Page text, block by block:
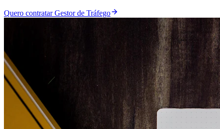
Quero contratar Gestor de Tráfego